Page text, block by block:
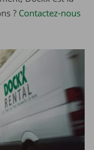
? Contactez-nous